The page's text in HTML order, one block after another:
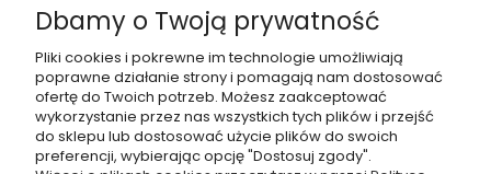
Dołącz do naszejgrupy facebookowej !
POMOC
Dbamy o Twoją prywatność
Pliki cookies i pokrewne im technologie umożliwiają
poprawne działanie strony i pomagają nam dostosować
ofertę do Twoich potrzeb. Możesz zaakceptować
wykorzystanie przez nas wszystkich tych plików i przejść
do sklepu lub dostosować użycie plików do swoich
preferencji, wybierając opcję "Dostosuj zgody".